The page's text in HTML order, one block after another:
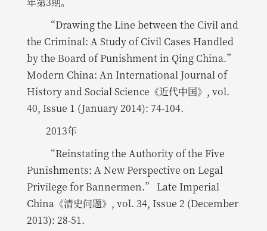
“Drawing the Line between the Civil and
the Criminal: A Study of Civil Cases Handled
by the Board of Punishment in Qing China.”
Modern China: An International Journal of
History and Social Science《近代中国》, vol.
40, Issue 1 (January 2014): 74-104.
2013年
“Reinstating the Authority of the Five
Punishments: A New Perspective on Legal
Privilege for Bannermen.” Late Imperial
China《清史问题》, vol. 34, Issue 2 (December
2013): 28-51.